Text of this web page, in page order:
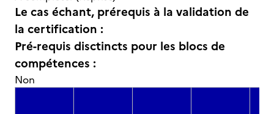
Le cas échant, prérequis à la validation de
la certification :
Pré-requis disctincts pour les blocs de
compétences :
Non